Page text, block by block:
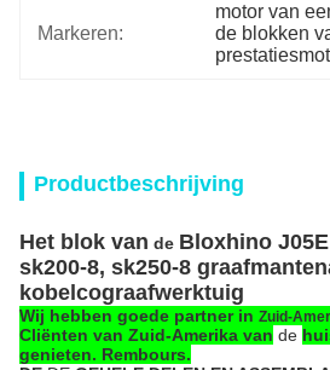
Markeren:
motor van
de blokken
Productbeschrijving
Het blok van de Bloxhino J05E
sk200-8, sk250-8
kobelcograafwerktuig
Wij hebben goede partner in Zuid-
Cliënten van Zuid-Amerika van de
genieten. Rembours.